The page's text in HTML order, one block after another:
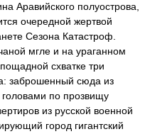
Аравийского полуострова,
очередной жертвой
Сезона Катастроф.
мгле и на ураганном
схватке три
заброшенный сюда из
головами по прозвищу
из русской военной
город гигантский